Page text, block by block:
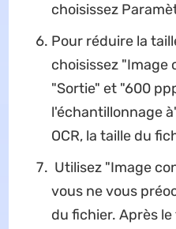
choisissez
Pour réduire la
choisissez "Image
"Sortie" et "600
l'échantillonnage
OCR, la taille du
Utilisez "Image
vous ne vous
du fichier. Après